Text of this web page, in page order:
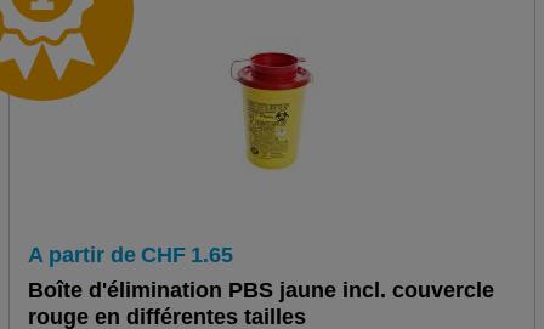
A partir de CHF 1.65
Boîte d'élimination PBS jaune incl. couvercle
rouge en différentes tailles